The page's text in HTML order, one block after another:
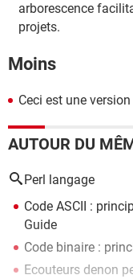
arborescence
projets.
Moins
Ceci est une
AUTOUR DU
Perl langage
Code ASCII :
Guide
Code binaire :
Ecouteurs denon